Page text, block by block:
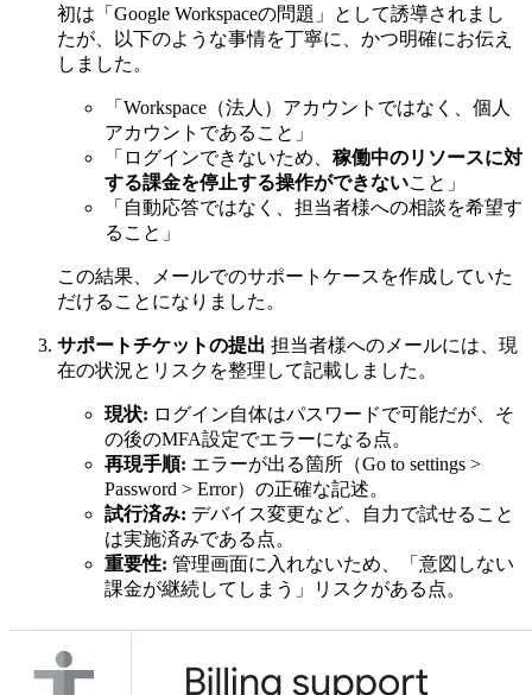
初は「Google Workspaceの問題」として誘導されまし
たが、以下のような事情を丁寧に、かつ明確にお伝え
しました。
「Workspace（法人）アカウントではなく、個人
アカウントであること」
「ログインできないため、 稼働中のリソースに対
する課金を停止する操作ができないこと」
「自動応答ではなく、担当者様への相談を希望す
ること」
この結果、メールでのサポートケースを作成していた
だけることになりました。
サポートチケットの提出 担当者様へのメールには、現
在の状況とリスクを整理して記載しました。
現状: ログイン自体はパスワードで可能だが、そ
の後のMFA設定でエラーになる点。
再現手順: エラーが出る箇所（Go to settings >
Password > Error）の正確な記述。
試行済み: デバイス変更など、自力で試せること
は実施済みである点。
重要性: 管理画面に入れないため、「意図しない
課金が継続してしまう」リスクがある点。